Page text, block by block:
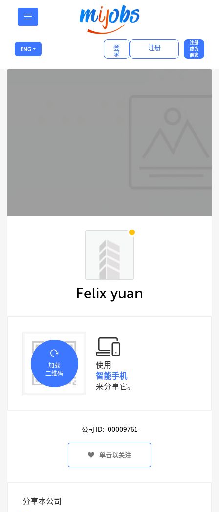
ENG 登
录
注册
注册
成为
商家
Felix yuan
加载
二维码
使用
智能手机
来分享它。
公司 ID: 00009761
单击以关注
分享本公司